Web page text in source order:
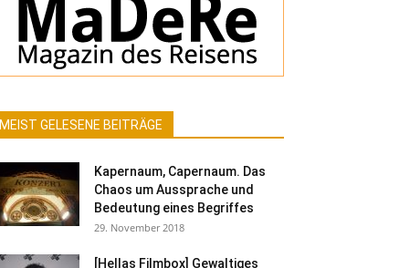
MEIST GELESENE BEITRÄGE
Kapernaum, Capernaum. Das
Chaos um Aussprache und
Bedeutung eines Begriffes
29. November 2018
[Hellas Filmbox] Gewaltiges